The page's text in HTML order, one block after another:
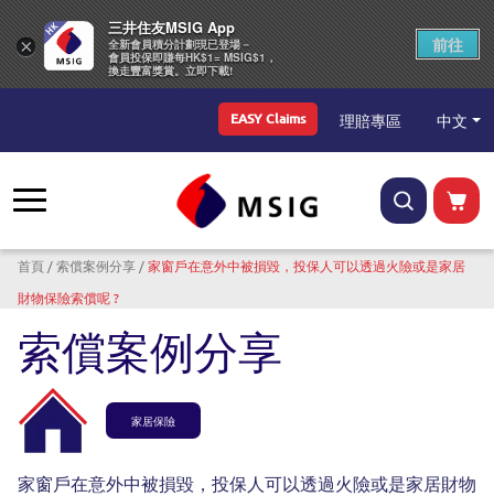
Top Menu
EASY Claims 理賠專區 中文
導航連結
首頁 索償案例分享
家窗戶在意外中被損毀，投保人可以透過火險或是家居
財物保險索償呢 ?
索償案例分享
家居保險
家窗戶在意外中被損毀，投保人可以透過火險或是家居財物
×
三井住友MSIG App
全新會員積分計劃現已登場－
會員投保即賺每HK$1= MSIG$1，
換走豐富獎賞。立即下載!
前往